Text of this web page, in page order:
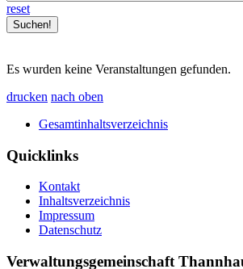
reset
Es wurden keine Veranstaltungen gefunden.
drucken nach oben
Gesamtinhaltsverzeichnis
Quicklinks
Kontakt
Inhaltsverzeichnis
Impressum
Datenschutz
Verwaltungsgemeinschaft